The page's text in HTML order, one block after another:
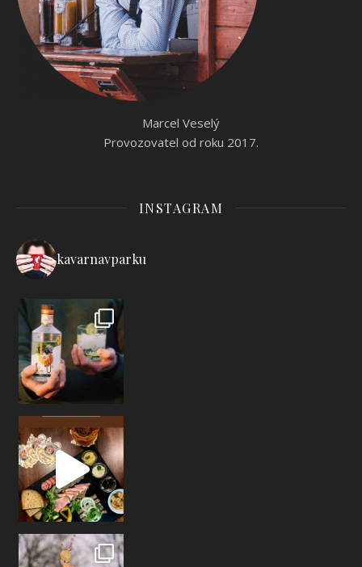
Marcel Veselý
Provozovatel od roku 2017.
INSTAGRAM
kavarnavparku
Připravili jsme si pro vás sezónní nabídk